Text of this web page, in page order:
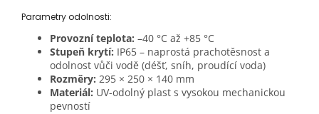
Parametry odolnosti:
Provozní teplota: –40 °C až +85 °C
Stupeň krytí: IP65 – naprostá prachotěsnost a
odolnost vůči vodě (déšť, sníh, proudící voda)
Rozměry: 295 × 250 × 140 mm
Materiál: UV-odolný plast s vysokou mechanickou
pevností